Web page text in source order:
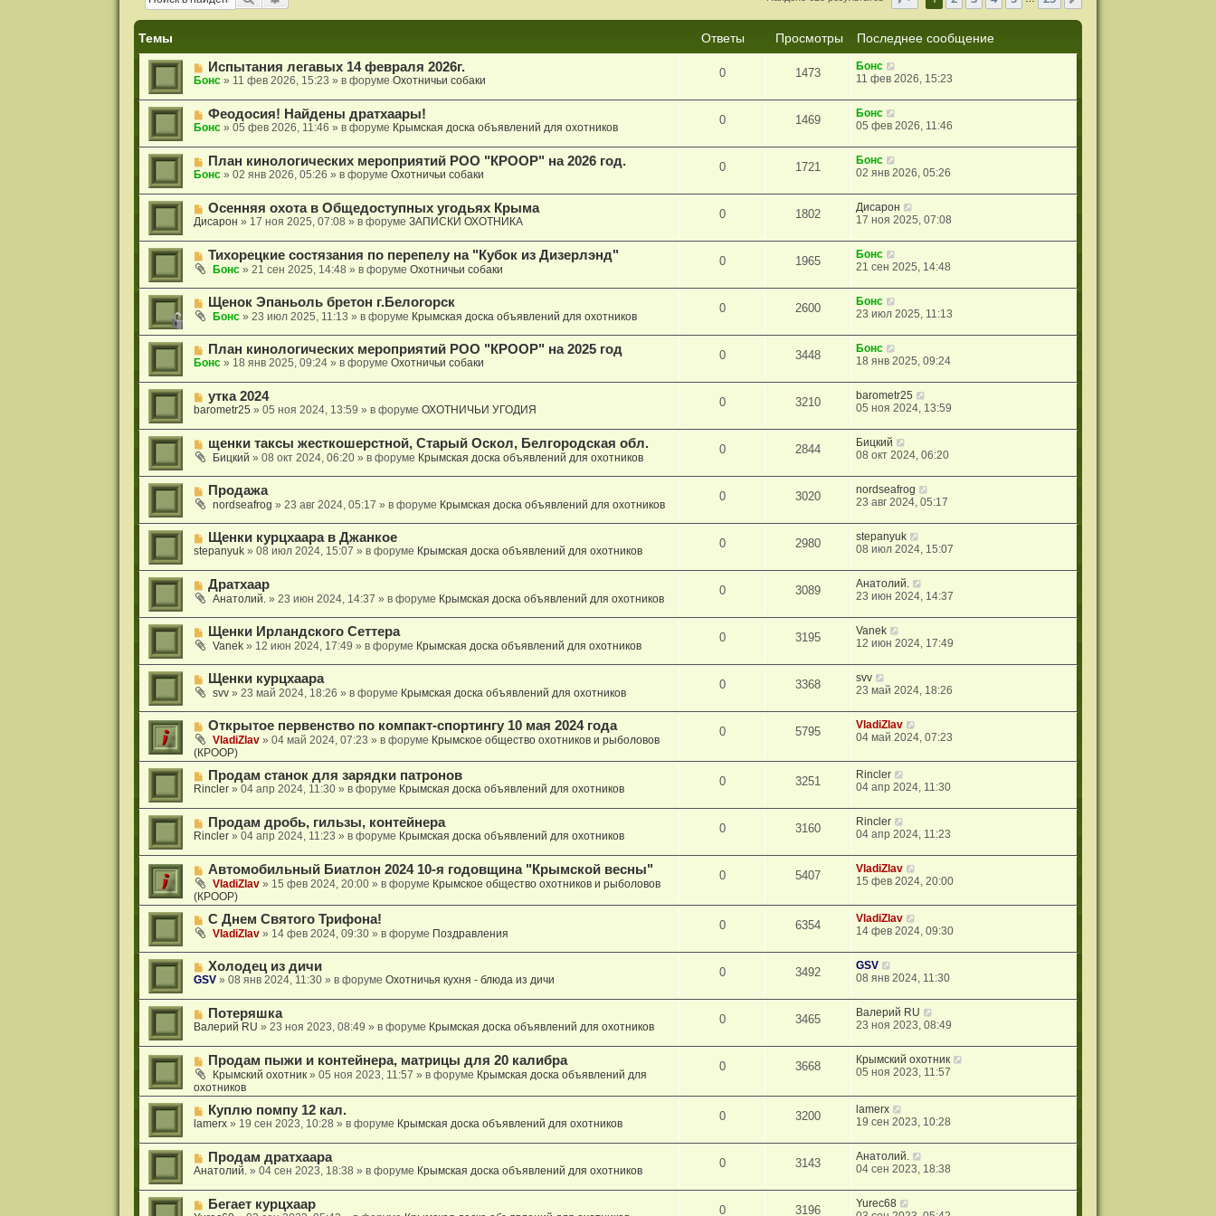
Темы Ответы Просмотры Последнее сообщение
Н
о
о
е
с
о
б
щ
е
н
и
Испытания легавых 14 февраля 2026г.
Бонс» 11 фев 2026, 15:23 » в форуме Охотничьи собаки
0 1473
Бонс
11 фев 2026, 15:23
Н
о
о
е
с
о
б
щ
е
н
е
Феодосия! Найдены дратхаары!
Бонс» 05 фев 2026, 11:46 » в форуме Крымская доска объявлений для охотников
0 1469
Бонс
05 фев 2026, 11:46
Н
о
о
е
с
о
щ
е
н
е
План кинологических мероприятий РОО "КРООР" на 2026 год.
Бонс» 02 янв 2026, 05:26 » в форуме Охотничьи собаки
0 1721
Бонс
02 янв 2026, 05:26
Н
о
о
с
о
б
щ
е
н
и
Осенняя охота в Общедоступных угодьях Крыма
Дисарон » 17 ноя 2025, 07:08 » в форуме ЗАПИСКИ ОХОТНИКА
0 1802
Дисарон
17 ноя 2025, 07:08
Н
о
о
е
с
о
б
щ
е
н
и
Тихорецкие состязания по перепелу на "Кубок из Дизерлэнд"
Бонс» 21 сен 2025, 14:48 » в форуме Охотничьи собаки
0 1965
Бонс
21 сен 2025, 14:48
Н
о
о
е
с
б
щ
е
н
е
Щенок Эпаньоль бретон г.Белогорск
Бонс» 23 июл 2025, 11:13 » в форуме Крымская доска объявлений для охотников
0 2600
Бонс
23 июл 2025, 11:13
Н
о
о
е
с
б
щ
е
н
е
План кинологических мероприятий РОО "КРООР" на 2025 год
Бонс» 18 янв 2025, 09:24» в форуме Охотничьи собаки
0 3448
Бонс
18 янв 2025, 09:24
Н
о
о
е
с
о
б
щ
е
н
и
е
утка 2024
barometr25 » 05 ноя 2024, 13:59 » в форуме ОХОТНИЧЬИ УГОДИЯ
0 3210
barometr25
05 ноя 2024, 13:59
Н
о
о
е
с
о
б
щ
е
н
и
е
щенки таксы жесткошерстной, Старый Оскол, Белгородская обл.
Бицкий » 08 окт 2024, 06:20» в форуме Крымская доска объявлений для охотников
0 2844
Бицкий
08 окт 2024, 06:20
Н
о
о
е
с
б
щ
е
н
е
Продажа
nordseafrog » 23 авг 2024, 05:17 » в форуме Крымская доска объявлений для охотников
0 3020
nordseafrog
23 авг 2024, 05:17
Н
о
о
е
с
о
б
щ
е
н
е
Щенки курцхаара в Джанкое
stepanyuk» 08 июл 2024, 15:07 » в форуме Крымская доска объявлений для охотников
0 2980
stepanyuk
08 июл 2024, 15:07
Н
о
о
е
с
о
б
щ
е
н
е
Дратхаар
Анатолий.» 23 июн 2024, 14:37 » в форуме Крымская доска объявлений для охотников
0 3089
Анатолий.
23 июн 2024, 14:37
Н
о
о
е
с
о
б
щ
е
н
и
е
Щенки Ирландского Сеттера
Vanek» 12 июн 2024, 17:49 » в форуме Крымская доска объявлений для охотников
0 3195
Vanek
12 июн 2024, 17:49
Н
о
о
е
с
о
о
б
щ
н
и
е
Щенки курцхаара
svv» 23 май 2024, 18:26 » в форуме Крымская доска объявлений для охотников
0 3368
svv
23 май 2024, 18:26
Н
о
в
о
с
о
б
щ
и
е
Открытое первенство по компакт-спортингу 10 мая 2024 года
VladiZlav» 04 май 2024, 07:23 » в форуме Крымское общество охотников и рыболовов
(КРООР)
0 5795
VladiZlav
04 май 2024, 07:23
Н
о
о
е
с
б
щ
е
н
и
е
Продам станок для зарядки патронов
Rincler» 04 апр 2024, 11:30» в форуме Крымская доска объявлений для охотников
0 3251
Rincler
04 апр 2024, 11:30
Н
о
о
е
с
о
о
б
щ
н
и
е
Продам дробь, гильзы, контейнера
Rincler» 04 апр 2024, 11:23 » в форуме Крымская доска объявлений для охотников
0 3160
Rincler
04 апр 2024, 11:23
Н
о
в
о
е
с
о
б
щ
н
и
е
Автомобильный Биатлон 2024 10-я годовщина "Крымской весны"
VladiZlav» 15 фев 2024, 20:00» в форуме Крымское общество охотников и рыболовов
(КРООР)
0 5407
VladiZlav
15 фев 2024, 20:00
Н
о
о
е
с
о
б
щ
е
н
е
С Днем Святого Трифона!
VladiZlav» 14 фев 2024, 09:30» в форуме Поздравления
0 6354
VladiZlav
14 фев 2024, 09:30
Н
о
о
е
с
о
б
щ
е
н
и
е
Холодец из дичи
GSV» 08 янв 2024, 11:30» в форуме Охотничья кухня - блюда из дичи
0 3492
GSV
08 янв 2024, 11:30
Н
о
о
е
с
о
о
б
щ
н
и
е
Потеряшка
Валерий RU » 23 ноя 2023, 08:49 » в форуме Крымская доска объявлений для охотников
0 3465
Валерий RU
23 ноя 2023, 08:49
Н
о
в
о
с
о
б
щ
н
и
Продам пыжи и контейнера, матрицы для 20 калибра
Крымский охотник» 05 ноя 2023, 11:57 » в форуме Крымская доска объявлений для
охотников
0 3668
Крымский охотник
05 ноя 2023, 11:57
Н
о
о
е
с
о
б
Куплю помпу 12 кал.
lamerx» 19 сен 2023, 10:28 » в форуме Крымская доска объявлений для охотников
0 3200
lamerx
19 сен 2023, 10:28
Н
о
о
е
Продам дратхаара
Анатолий.» 04 сен 2023, 18:38 » в форуме Крымская доска объявлений для охотников
0 3143
Анатолий.
04 сен 2023, 18:38
НБегает курцхаар 0 3196
Yurec68